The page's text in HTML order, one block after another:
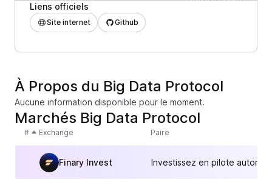
Liens officiels
Site internet Github
À Propos du Big Data Protocol
Aucune information disponible pour le moment.
Marchés Big Data Protocol
# Exchange Paire
Finary Invest Investissez en pilote